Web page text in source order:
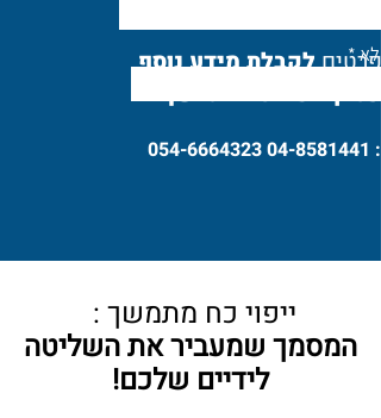
פרטיםלקבלת מידע נוסף
בעניין ייפוי כח מתמשך
04-8581441
054-6664323
ייפוי כח מתמשך :
המסמך שמעביר את השליטה
לידיים שלכם!